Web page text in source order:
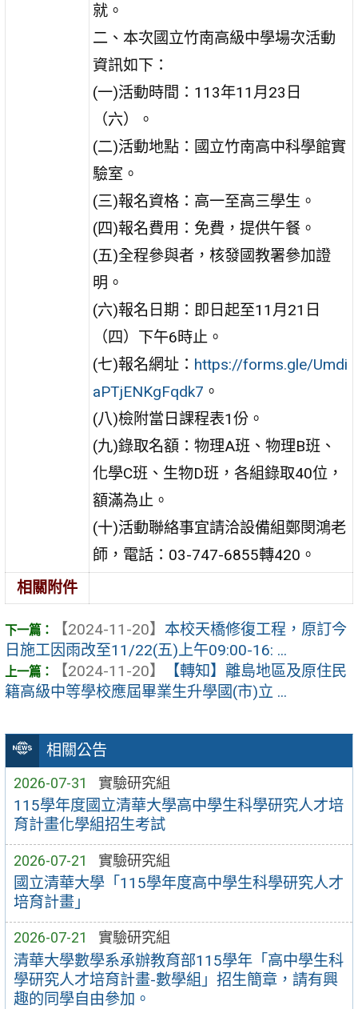
相關公告
2026-07-31 實驗研究組
115學年度國立清華大學高中學生科學研究人才培
育計畫化學組招生考試
2026-07-21 實驗研究組
國立清華大學「115學年度高中學生科學研究人才
培育計畫」
2026-07-21 實驗研究組
清華大學數學系承辦教育部115學年「高中學生科
學研究人才培育計畫-數學組」招生簡章，請有興
趣的同學自由參加。
就。
二、本次國立竹南高級中學場次活動
資訊如下：
(一)活動時間：113年11月23日
（六）。
(二)活動地點：國立竹南高中科學館實
驗室。
(三)報名資格：高一至高三學生。
(四)報名費用：免費，提供午餐。
(五)全程參與者，核發國教署參加證
明。
(六)報名日期：即日起至11月21日
（四）下午6時止。
(七)報名網址： https://forms.gle/Umdi
aPTjENKgFqdk7 。
(八)檢附當日課程表1份。
(九)錄取名額：物理A班、物理B班、
化學C班、生物D班，各組錄取40位，
額滿為止。
(十)活動聯絡事宜請洽設備組鄭閔鴻老
師，電話：03-747-6855轉420。
相關附件
【2024-11-20】 本校天橋修復工程，原訂今
日施工因雨改至11/22(五)上午09:00-16: ...
【2024-11-20】
【轉知】離島地區及原住民
籍高級中等學校應屆畢業生升學國(市)立 ...